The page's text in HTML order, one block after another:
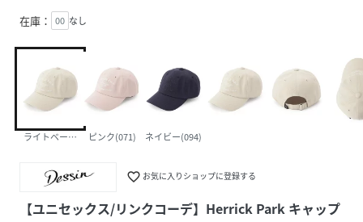
在庫： 00 なし
ライトベージュ(051)ピンク(071) ネイビー(094)
favorite_border お気に入りショップに登録する
【ユニセックス/リンクコーデ】Herrick Park キャップ